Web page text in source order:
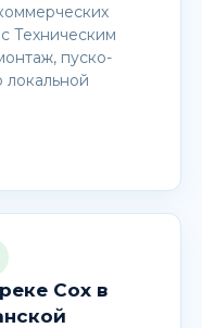
Техническим
пуско-
локальной
Сох в